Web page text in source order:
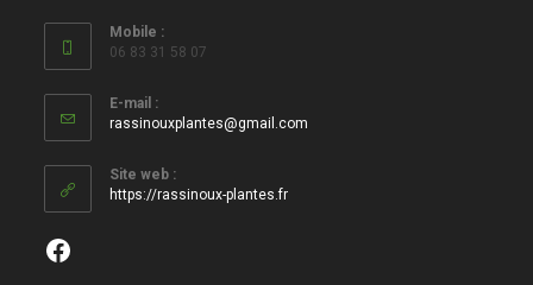
Mobile :
06 83 31 58 07
E-mail :
rassinouxplantes@gmail.com
Site web :
https://rassinoux-plantes.fr
Facebook